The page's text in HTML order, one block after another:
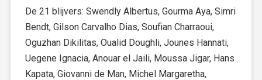
De 21 blijvers: Swendly Albertus, Gourma Aya, Simri
Bendt, Gilson Carvalho Dias, Soufian Charraoui,
Oguzhan Dikilitas, Oualid Doughli, Jounes Hannati,
Uegene Ignacia, Anouar el Jaili, Moussa Jigar, Hans
Kapata, Giovanni de Man, Michel Margaretha,